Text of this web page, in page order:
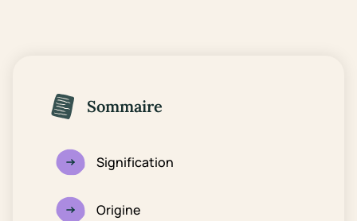
Sommaire
Signification
Origine